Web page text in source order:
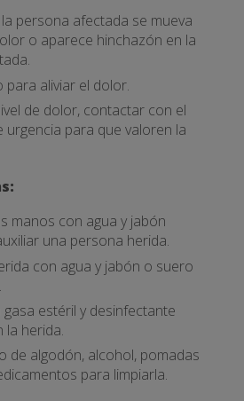
persona afectada se mueva
o aparece hinchazón en la
para aliviar el dolor.
de dolor, contactar con el
urgencia para que valoren la
manos con agua y jabón
una persona herida.
con agua y jabón o suero
gasa estéril y desinfectante
la herida.
de algodón, alcohol, pomadas
para limpiarla.